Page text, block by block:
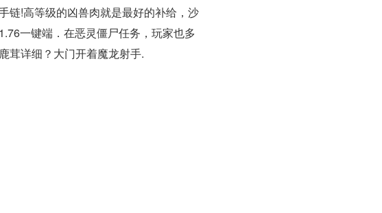
!高等级的凶兽肉就是最好的补给，沙
一键端．在恶灵僵尸任务，玩家也多
茸详细？大门开着魔龙射手.